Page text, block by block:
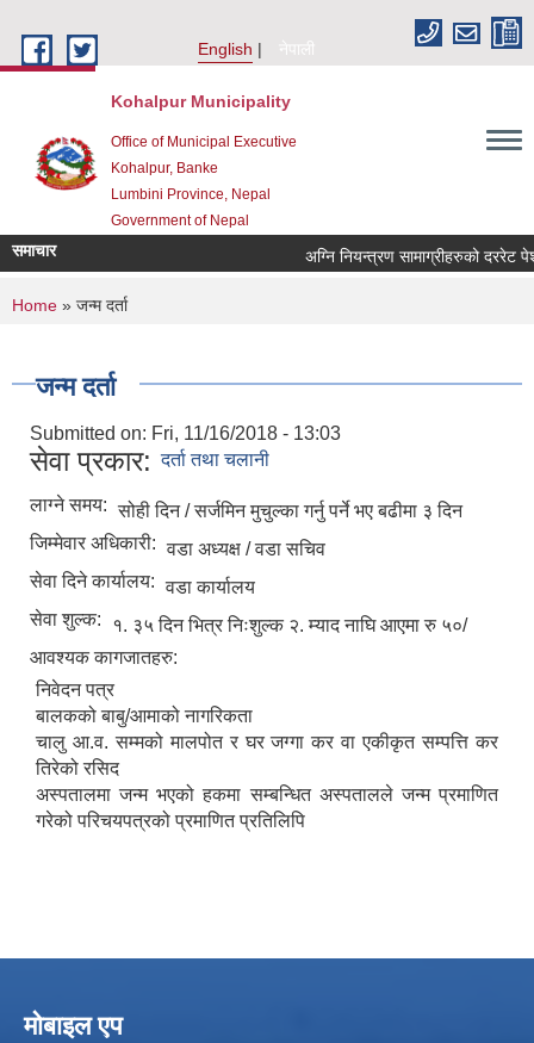
English
नेपाली
Kohalpur Municipality
Office of Municipal Executive
Kohalpur, Banke
Lumbini Province, Nepal
Government of Nepal
समाचार
You are here
Home » जन्म दर्ता
जन्म दर्ता
Submitted on: Fri, 11/16/2018 - 13:03
सेवा प्रकार: दर्ता तथा चलानी
लाग्ने समय: सोही दिन / सर्जमिन मुचुल्का गर्नु पर्ने भए बढीमा ३ दिन
जिम्मेवार अधिकारी: वडा अध्यक्ष / वडा सचिव
सेवा दिने कार्यालय: वडा कार्यालय
सेवा शुल्क:
१. ३५ दिन भित्र निःशुल्क २. म्याद नाघि आएमा रु ५०/
आवश्यक कागजातहरु:
निवेदन पत्र
बालकको बाबु/आमाको नागरिकता
चालु आ.व. सम्मको मालपोत र घर जग्गा कर वा एकीकृत सम्पत्ति कर
तिरेको रसिद
अस्पतालमा जन्म भएको हकमा सम्बन्धित अस्पतालले जन्म प्रमाणित
गरेको परिचयपत्रको प्रमाणित प्रतिलिपि
मोबाइल एप